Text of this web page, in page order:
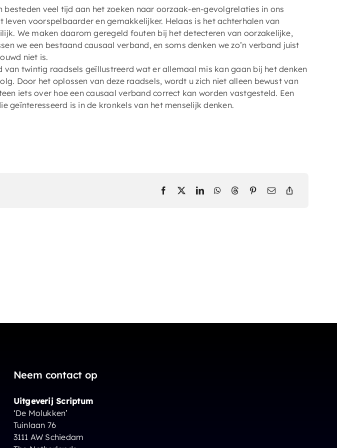
besteden veel tijd aan het zoeken naar oorzaak-en-gevolgrelaties in ons
leven voorspelbaarder en gemakkelijker. Helaas is het achterhalen van
We maken daarom geregeld fouten bij het detecteren van oorzakelijke,
we een bestaand causaal verband, en soms denken we zo’n verband juist
niet is.
van twintig raadsels geïllustreerd wat er allemaal mis kan gaan bij het denken
Door het oplossen van deze raadsels, wordt u zich niet alleen bewust van
iets over hoe een causaal verband correct kan worden vastgesteld. Een
geïnteresseerd is in de kronkels van het menselijk denken.
Neem contact op
Uitgeverij Scriptum
‘De Molukken’
Tuinlaan 76
3111 AW Schiedam